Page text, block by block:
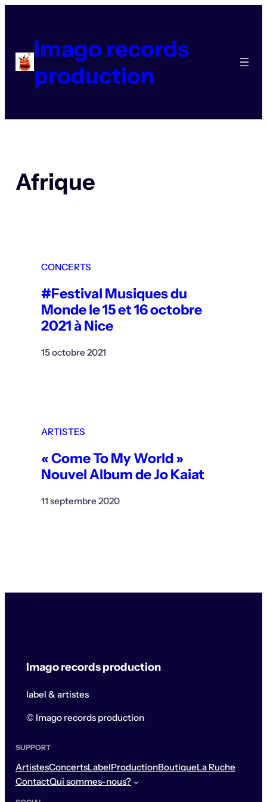
contenuImago records
production
Afrique
CONCERTS
#Festival Musiques du
Monde le 15 et 16 octobre
2021 à Nice
15 octobre 2021
ARTISTES
« Come To My World »
Nouvel Album de Jo Kaiat
11 septembre 2020
Imago records production
label & artistes
© Imago records production
SUPPORT
ArtistesConcertsLabelProductionBoutiqueLa Ruche
ContactQui sommes-nous?